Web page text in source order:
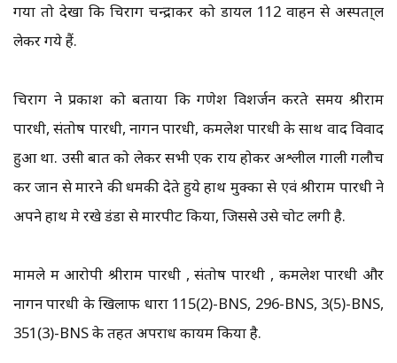
गया तो देखा कि चिराग चन्द्राकर को डायल 112 वाहन से अस्पता्ल
लेकर गये हैं.
चिराग ने प्रकाश को बताया कि गणेश विशर्जन करते समय श्रीराम
पारधी, संतोष पारधी, नागन पारधी, कमलेश पारधी के साथ वाद विवाद
हुआ था. उसी बात को लेकर सभी एक राय होकर अश्लील गाली गलौच
कर जान से मारने की धमकी देते हुये हाथ मुक्का से एवं श्रीराम पारधी ने
अपने हाथ मे रखे डंडा से मारपीट किया, जिससे उसे चोट लगी है.
मामले में आरोपी श्रीराम पारधी , संतोष पारथी , कमलेश पारधी और
नागन पारधी के खिलाफ धारा 115(2)-BNS, 296-BNS, 3(5)-BNS,
351(3)-BNS के तहत अपराध कायम किया है.